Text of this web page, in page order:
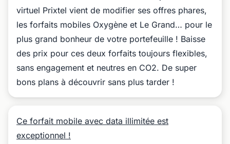
virtuel Prixtel vient de modifier ses offres phares,
les forfaits mobiles Oxygène et Le Grand… pour le
plus grand bonheur de votre portefeuille ! Baisse
des prix pour ces deux forfaits toujours flexibles,
sans engagement et neutres en CO2. De super
bons plans à découvrir sans plus tarder !
Ce forfait mobile avec data illimitée est
exceptionnel !